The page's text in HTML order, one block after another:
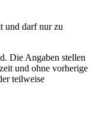
und darf nur zu
Die Angaben stellen
und ohne vorherige
teilweise